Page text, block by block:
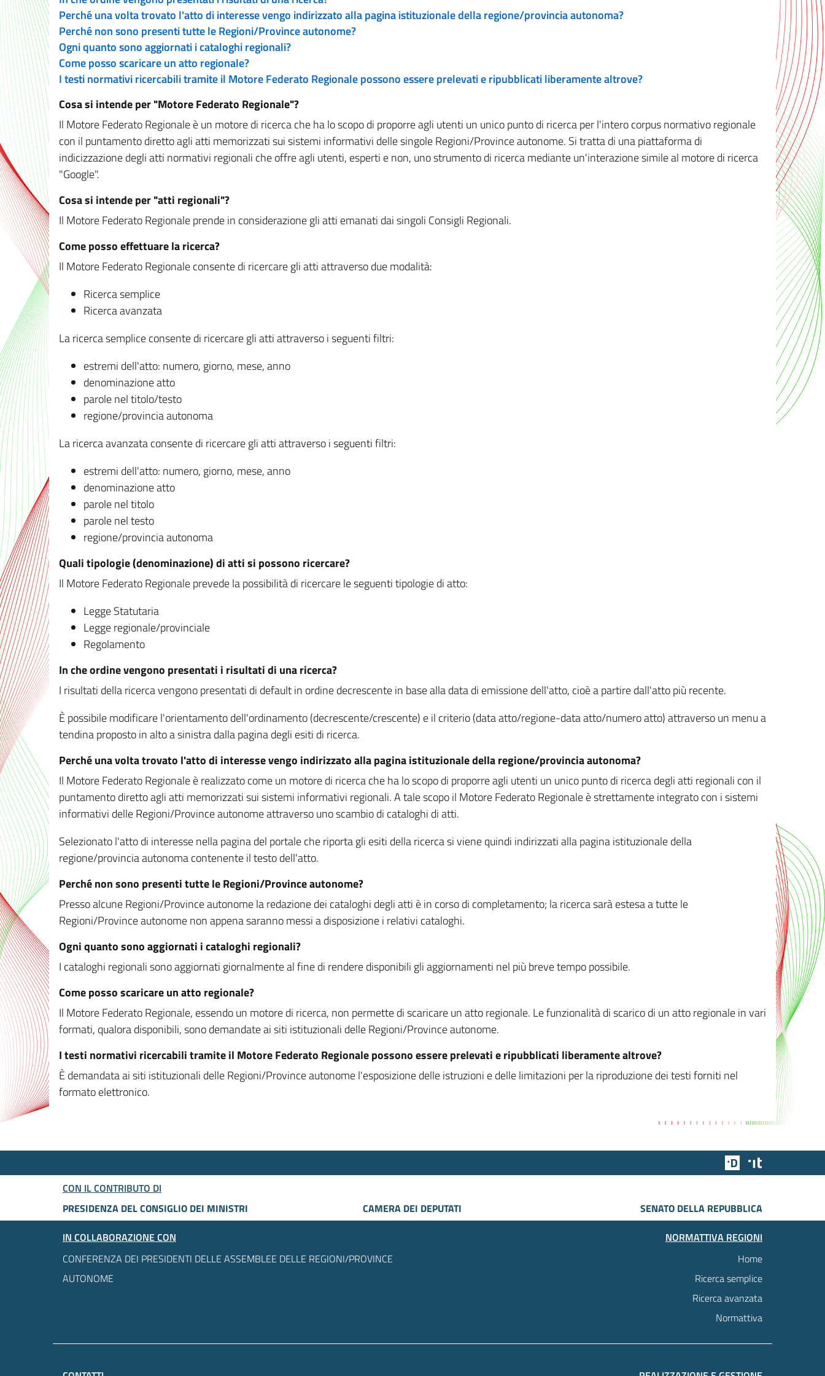
Perché una volta trovato l'atto di interesse vengo indirizzato alla pagina istituzionale della regione/provincia autonoma?
Perché non sono presenti tutte le Regioni/Province autonome?
Ogni quanto sono aggiornati i cataloghi regionali?
Come posso scaricare un atto regionale?
I testi normativi ricercabili tramite il Motore Federato Regionale possono essere prelevati e ripubblicati liberamente altrove?
Cosa si intende per "Motore Federato Regionale"?
Il Motore Federato Regionale è un motore di ricerca che ha lo scopo di proporre agli utenti un unico punto di ricerca per l'intero corpus normativo regionale
con il puntamento diretto agli atti memorizzati sui sistemi informativi delle singole Regioni/Province autonome. Si tratta di una piattaforma di
indicizzazione degli atti normativi regionali che offre agli utenti, esperti e non, uno strumento di ricerca mediante un'interazione simile al motore di ricerca
"Google".
Cosa si intende per "atti regionali"?
Il Motore Federato Regionale prende in considerazione gli atti emanati dai singoli Consigli Regionali.
Come posso effettuare la ricerca?
Il Motore Federato Regionale consente di ricercare gli atti attraverso due modalità:
Ricerca semplice
Ricerca avanzata
La ricerca semplice consente di ricercare gli atti attraverso i seguenti filtri:
estremi dell'atto: numero, giorno, mese, anno
denominazione atto
parole nel titolo/testo
regione/provincia autonoma
La ricerca avanzata consente di ricercare gli atti attraverso i seguenti filtri:
estremi dell'atto: numero, giorno, mese, anno
denominazione atto
parole nel titolo
parole nel testo
regione/provincia autonoma
Quali tipologie (denominazione) di atti si possono ricercare?
Il Motore Federato Regionale prevede la possibilità di ricercare le seguenti tipologie di atto:
Legge Statutaria
Legge regionale/provinciale
Regolamento
In che ordine vengono presentati i risultati di una ricerca?
I risultati della ricerca vengono presentati di default in ordine decrescente in base alla data di emissione dell'atto, cioè a partire dall'atto più recente.
È possibile modificare l'orientamento dell'ordinamento (decrescente/crescente) e il criterio (data atto/regione-data atto/numero atto) attraverso un menu a
tendina proposto in alto a sinistra dalla pagina degli esiti di ricerca.
Perché una volta trovato l'atto di interesse vengo indirizzato alla pagina istituzionale della regione/provincia autonoma?
Il Motore Federato Regionale è realizzato come un motore di ricerca che ha lo scopo di proporre agli utenti un unico punto di ricerca degli atti regionali con il
puntamento diretto agli atti memorizzati sui sistemi informativi regionali. A tale scopo il Motore Federato Regionale è strettamente integrato con i sistemi
informativi delle Regioni/Province autonome attraverso uno scambio di cataloghi di atti.
Selezionato l'atto di interesse nella pagina del portale che riporta gli esiti della ricerca si viene quindi indirizzati alla pagina istituzionale della
regione/provincia autonoma contenente il testo dell'atto.
Perché non sono presenti tutte le Regioni/Province autonome?
Presso alcune Regioni/Province autonome la redazione dei cataloghi degli atti è in corso di completamento; la ricerca sarà estesa a tutte le
Regioni/Province autonome non appena saranno messi a disposizione i relativi cataloghi.
Ogni quanto sono aggiornati i cataloghi regionali?
I cataloghi regionali sono aggiornati giornalmente al fine di rendere disponibili gli aggiornamenti nel più breve tempo possibile.
Come posso scaricare un atto regionale?
Il Motore Federato Regionale, essendo un motore di ricerca, non permette di scaricare un atto regionale. Le funzionalità di scarico di un atto regionale in vari
formati, qualora disponibili, sono demandate ai siti istituzionali delle Regioni/Province autonome.
I testi normativi ricercabili tramite il Motore Federato Regionale possono essere prelevati e ripubblicati liberamente altrove?
È demandata ai siti istituzionali delle Regioni/Province autonome l'esposizione delle istruzioni e delle limitazioni per la riproduzione dei testi forniti nel
formato elettronico.
Team Digitale
CON IL CONTRIBUTO DI
PRESIDENZA DEL CONSIGLIO DEI MINISTRI
CAMERA DEI DEPUTATI
SENATO DELLA REPUBBLICA
IN COLLABORAZIONE CON
CONFERENZA DEI PRESIDENTI DELLE ASSEMBLEE DELLE REGIONI/PROVINCE
AUTONOME
NORMATTIVA REGIONI
Home
Ricerca semplice
Ricerca avanzata
Normattiva